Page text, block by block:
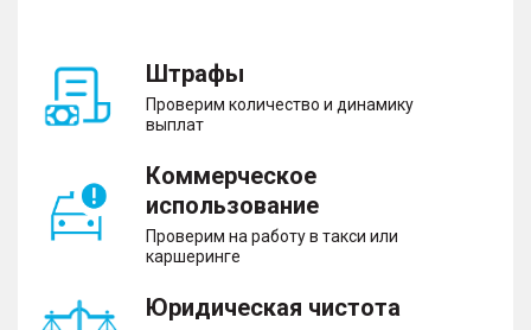
Комфорт
– Усилитель руля
– Электростеклоподъемники передние и задние
– Электропривод зеркал
Управление климатом и обогрев
Штрафы
Проверим количество и динамику
выплат
Коммерческое
использование
Проверим на работу в такси или
каршеринге
Юридическая чистота